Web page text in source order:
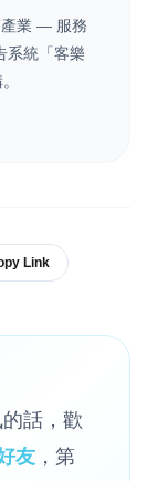
產業 — 服務
系統「客樂
Link
話，歡
友 ，第